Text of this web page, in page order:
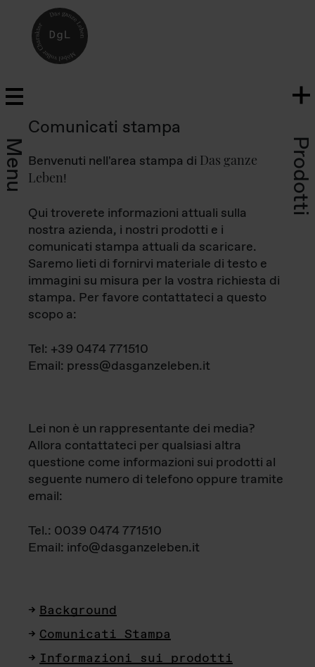
Menu Prodotti
Comunicati stampa
Benvenuti nell'area stampa di Das ganze
Leben!
Qui troverete informazioni attuali sulla
nostra azienda, i nostri prodotti e i
comunicati stampa attuali da scaricare.
Saremo lieti di fornirvi materiale di testo e
immagini su misura per la vostra richiesta di
stampa. Per favore contattateci a questo
scopo a:
Tel: +39 0474 771510
Email: press@dasganzeleben.it
Lei non è un rappresentante dei media?
Allora contattateci per qualsiasi altra
questione come informazioni sui prodotti al
seguente numero di telefono oppure tramite
email:
Tel.: 0039 0474 771510
Email: info@dasganzeleben.it
Background
Comunicati Stampa
Informazioni sui prodotti